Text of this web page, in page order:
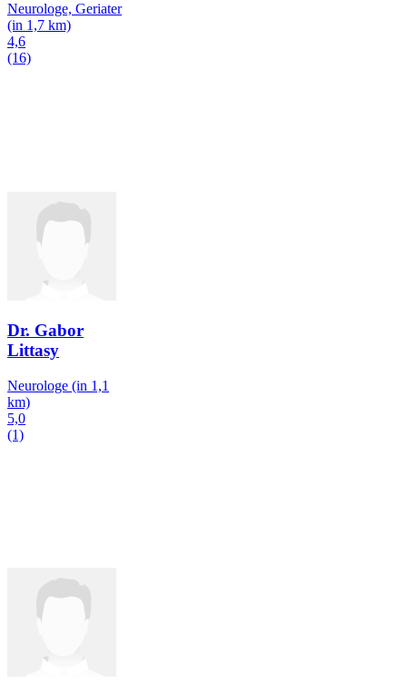
Neurologe, Geriater
(in 1,7 km)
4,6
(16)
Dr. Gabor
Littasy
Neurologe (in 1,1
km)
5,0
(1)